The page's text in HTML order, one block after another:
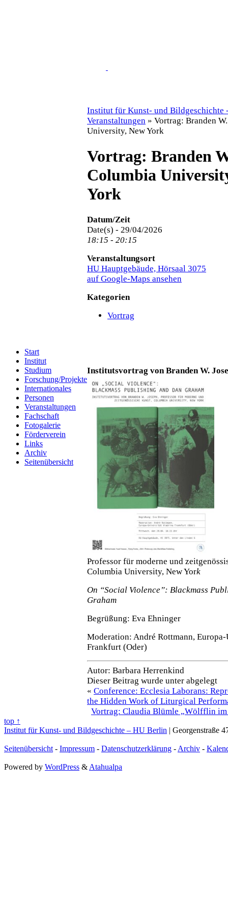
Start
Institut
Studium
Forschung/Projekte
Internationales
Personen
Veranstaltungen
Fachschaft
Fotogalerie
Förderverein
Links
Archiv
Seitenübersicht
Institut für Kunst- und Bildgeschichte
Veranstaltungen » Vortrag: Branden
University, New York
Vortrag: Branden
Columbia
York
Datum/Zeit
Date(s) - 29/04/2026
18:15 - 20:15
Veranstaltungsort
HU Hauptgebäude, Hörsaal 3075
auf Google-Maps ansehen
Kategorien
Vortrag
Institutsvortrag von Branden W.
Professor für moderne und
Columbia University, New York
On “Social Violence”: Blackmass
Graham
Begrüßung: Eva Ehninger
Moderation: André Rottmann,
Frankfurt (Oder)
Autor: Barbara Herrenkind
Dieser Beitrag wurde unter abgelegt
« Conference: Ecclesia Laborans:
the Hidden Work of Liturgical
Vortrag: Claudia Blümle „Wölfflin im
top ↑
Institut für Kunst- und Bildgeschichte – HU Berlin | Georgenstraße
Seitenübersicht - Impressum - Datenschutzerklärung - Archiv -
Powered by WordPress & Atahualpa